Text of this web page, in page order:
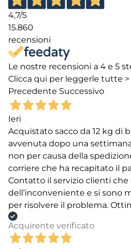
4,7/5
15.860
recensioni
Le nostre recensioni a 4 e 5
Clicca qui per leggerle tutte >
Precedente Successivo
Ieri
Acquistato sacco da 12 kg di
avvenuta dopo una
non per causa della
corriere che ha recapitato il
Contatto il servizio clienti che
dell’inconveniente e si sono
per risolvere il problema.
Acquirente verificato